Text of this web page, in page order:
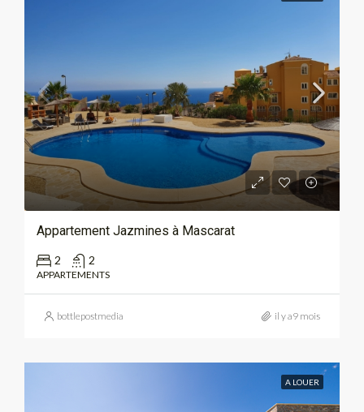
Appartement Jazmines à Mascarat
2 2
APPARTEMENTS
bottlepostmedia il y a9 mois
A LOUER